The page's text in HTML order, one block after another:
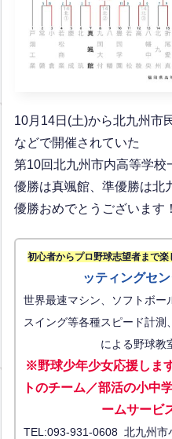
10月14日(土)から北九州市
などで開催されていた
第10回北九州市内高等学校
優勝は真颯館、準優勝は北
優勝おめでとうございます！
初心者からプロ野球志望者まで楽
ッティングセ
世界最速マシン、ソフトボー
スイング等各種スピード計測
による野球教
※野球少年少女応援しま
トのチーム／部活の小中
ームサービ
TEL:093-931-0608 北九州市